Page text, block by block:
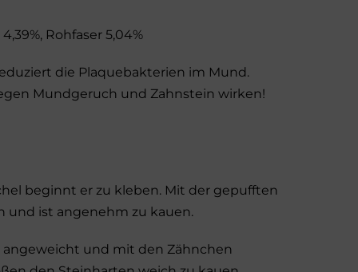
Rohfaser 5,04%
die Plaquebakterien im Mund.
Mundgeruch und Zahnstein wirken!
beginnt er zu kleben. Mit der gepufften
und ist angenehm zu kauen.
angeweicht und mit den Zähnchen